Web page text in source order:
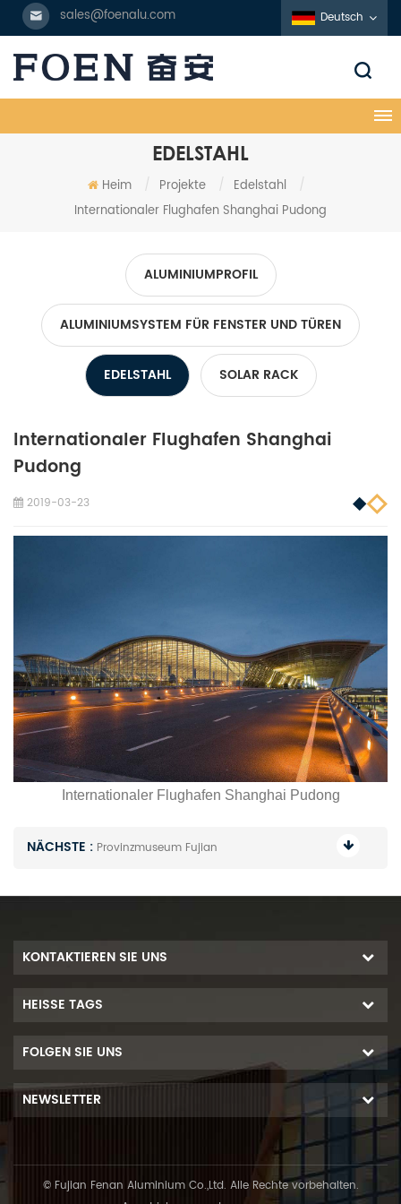
sales@foenalu.com Deutsch
EDELSTAHL
Heim / Projekte / Edelstahl
/
Internationaler Flughafen Shanghai Pudong
ALUMINIUMPROFIL
ALUMINIUMSYSTEM FÜR FENSTER UND TÜREN
EDELSTAHL SOLAR RACK
Internationaler Flughafen Shanghai
Pudong
2019-03-23
Internationaler Flughafen Shanghai Pudong
NÄCHSTE : Provinzmuseum Fujian
KONTAKTIEREN SIE UNS
HEISSE TAGS
FOLGEN SIE UNS
NEWSLETTER
© Fujian Fenan Aluminium Co.,Ltd. Alle Rechte vorbehalten.